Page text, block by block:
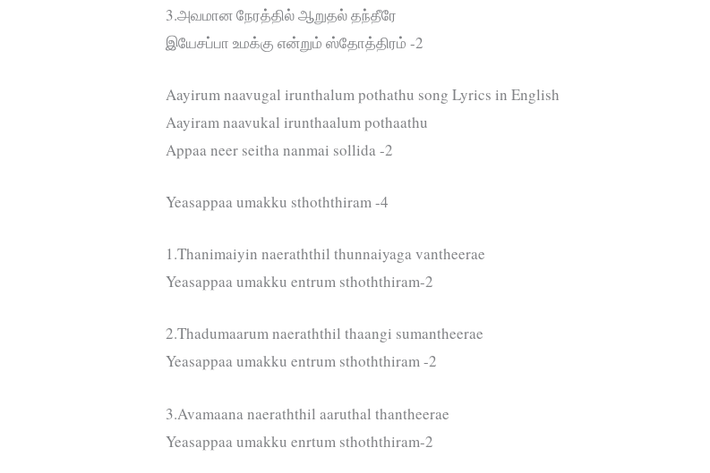
3.அவமான நேரத்தில் ஆறுதல் தந்தீரே
இயேசப்பா உமக்கு என்றும் ஸ்தோத்திரம் -2
Aayirum naavugal irunthalum pothathu song Lyrics in English
Aayiram naavukal irunthaalum pothaathu
Appaa neer seitha nanmai sollida -2
Yeasappaa umakku sthoththiram -4
1.Thanimaiyin naeraththil thunnaiyaga vantheerae
Yeasappaa umakku entrum sthoththiram-2
2.Thadumaarum naeraththil thaangi sumantheerae
Yeasappaa umakku entrum sthoththiram -2
3.Avamaana naeraththil aaruthal thantheerae
Yeasappaa umakku enrtum sthoththiram-2